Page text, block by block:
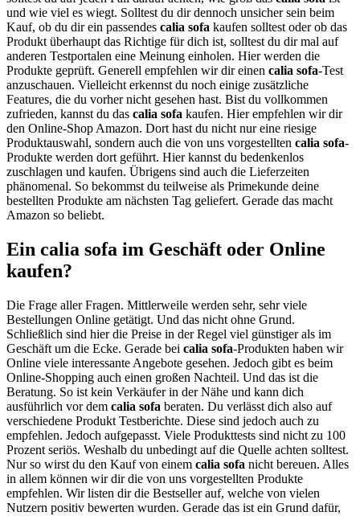
und wie viel es wiegt. Solltest du dir dennoch unsicher sein beim
Kauf, ob du dir ein passendes calia sofa kaufen solltest oder ob das
Produkt überhaupt das Richtige für dich ist, solltest du dir mal auf
anderen Testportalen eine Meinung einholen. Hier werden die
Produkte geprüft. Generell empfehlen wir dir einen calia sofa-Test
anzuschauen. Vielleicht erkennst du noch einige zusätzliche
Features, die du vorher nicht gesehen hast. Bist du vollkommen
zufrieden, kannst du das calia sofa kaufen. Hier empfehlen wir dir
den Online-Shop Amazon. Dort hast du nicht nur eine riesige
Produktauswahl, sondern auch die von uns vorgestellten calia sofa-
Produkte werden dort geführt. Hier kannst du bedenkenlos
zuschlagen und kaufen. Übrigens sind auch die Lieferzeiten
phänomenal. So bekommst du teilweise als Primekunde deine
bestellten Produkte am nächsten Tag geliefert. Gerade das macht
Amazon so beliebt.
Ein calia sofa im Geschäft oder Online
kaufen?
Die Frage aller Fragen. Mittlerweile werden sehr, sehr viele
Bestellungen Online getätigt. Und das nicht ohne Grund.
Schließlich sind hier die Preise in der Regel viel günstiger als im
Geschäft um die Ecke. Gerade bei calia sofa-Produkten haben wir
Online viele interessante Angebote gesehen. Jedoch gibt es beim
Online-Shopping auch einen großen Nachteil. Und das ist die
Beratung. So ist kein Verkäufer in der Nähe und kann dich
ausführlich vor dem calia sofa beraten. Du verlässt dich also auf
verschiedene Produkt Testberichte. Diese sind jedoch auch zu
empfehlen. Jedoch aufgepasst. Viele Produkttests sind nicht zu 100
Prozent seriös. Weshalb du unbedingt auf die Quelle achten solltest.
Nur so wirst du den Kauf von einem calia sofa nicht bereuen. Alles
in allem können wir dir die von uns vorgestellten Produkte
empfehlen. Wir listen dir die Bestseller auf, welche von vielen
Nutzern positiv bewerten wurden. Gerade das ist ein Grund dafür,